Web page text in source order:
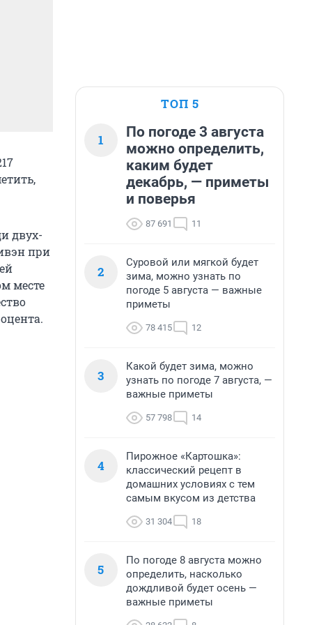
двух-
при
месте
ТОП 5
1
По погоде 3 августа
можно определить,
каким будет
декабрь, — приметы
и поверья
87 691 11
2
Суровой или мягкой будет
зима, можно узнать по
погоде 5 августа — важные
приметы
78 415 12
3
Какой будет зима, можно
узнать по погоде 7 августа, —
важные приметы
57 798 14
4
Пирожное «Картошка»:
классический рецепт в
домашних условиях с тем
самым вкусом из детства
31 304 18
5
По погоде 8 августа можно
определить, насколько
дождливой будет осень —
важные приметы